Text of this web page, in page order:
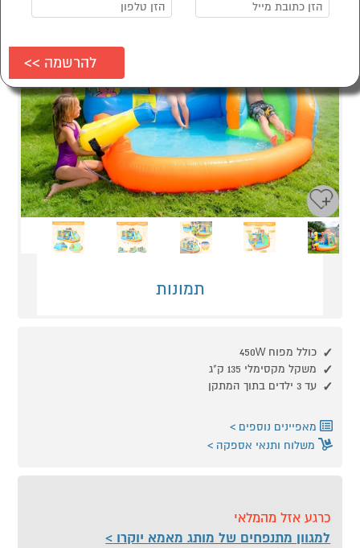
תמונות
כולל מפוח 450W
משקל מקסימלי 135 ק"ג
עד 3 ילדים בתוך המתקן
מאפיינים נוספים
משלוח ותנאי אספקה
כרגע אזל מהמלאי
למגוון מתנפחים של מותג מאמא יוקרו